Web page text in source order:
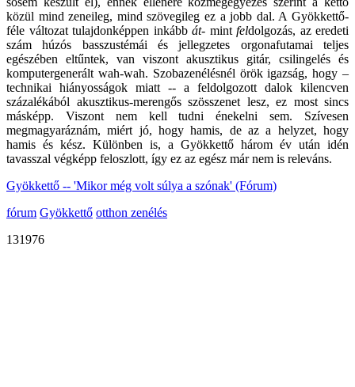
közül mind zeneileg, mind szövegileg ez a jobb dal. A Gyökkettő-
féle változat tulajdonképpen inkább át- mint feldolgozás, az eredeti
szám húzós basszustémái és jellegzetes orgonafutamai teljes
egészében eltűntek, van viszont akusztikus gitár, csilingelés és
komputergenerált wah-wah. Szobazenélésnél örök igazság, hogy –
technikai hiányosságok miatt -- a feldolgozott dalok kilencven
százalékából akusztikus-merengős szösszenet lesz, ez most sincs
másképp. Viszont nem kell tudni énekelni sem. Szívesen
megmagyaráznám, miért jó, hogy hamis, de az a helyzet, hogy
hamis és kész. Különben is, a Gyökkettő három év után idén
tavasszal végképp feloszlott, így ez az egész már nem is releváns.
Gyökkettő -- 'Mikor még volt súlya a szónak' (Fórum)
fórum Gyökkettő otthon zenélés
131976